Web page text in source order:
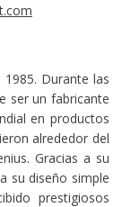
1985. Durante las
ser un fabricante
en productos
alrededor del
Gracias a su
su diseño simple
prestigiosos